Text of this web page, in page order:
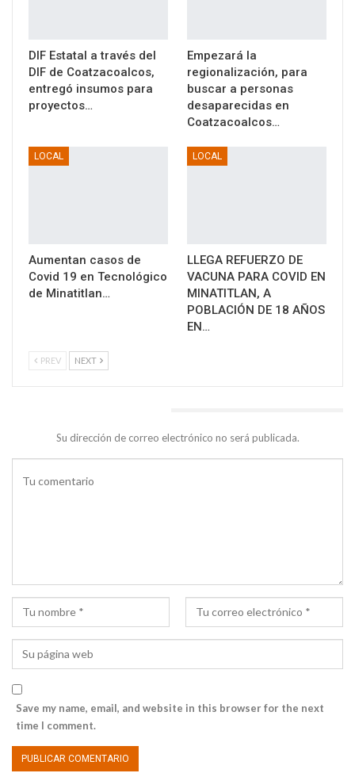
DIF Estatal a través del
DIF de Coatzacoalcos,
entregó insumos para
proyectos…
Empezará la
regionalización, para
buscar a personas
desaparecidas en
Coatzacoalcos…
LOCAL
Aumentan casos de
Covid 19 en Tecnológico
de Minatitlan…
LOCAL
LLEGA REFUERZO DE
VACUNA PARA COVID EN
MINATITLAN, A
POBLACIÓN DE 18 AÑOS
EN…
PREV NEXT
Su dirección de correo electrónico no será publicada.
Save my name, email, and website in this browser for the next
time I comment.